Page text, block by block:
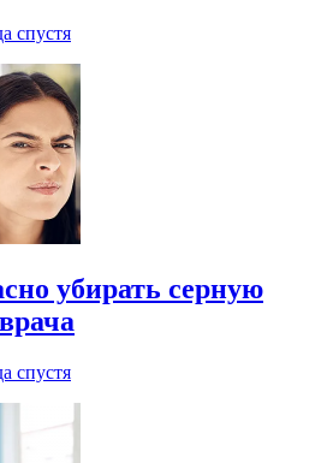
спустя
убирать серную
спустя